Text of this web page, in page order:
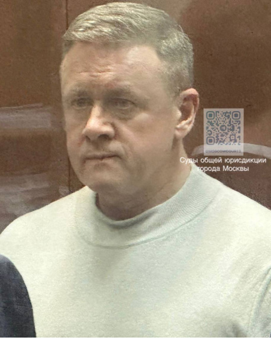
Перейти к основному содержанию